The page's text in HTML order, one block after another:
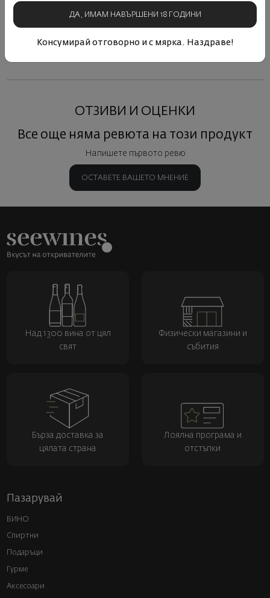
Виж подобни продукти Виж подобни продукти
ОТЗИВИ И ОЦЕНКИ
Все още няма ревюта на този продукт
Напишете първото ревю
ОСТАВЕТЕ ВАШЕТО МНЕНИЕ
ДА, ИМАМ НАВЪРШЕНИ 18 ГОДИНИ
Консумирай отговорно и с мярка. Наздраве!
Над 1300 вина от цял
свят
Физически магазини и
събития
Бърза доставка за
цялата страна
Лоялна програма и
отстъпки
Пазарувай
ВИНО
Спиртни
Подаръци
Гурме
Аксесоари